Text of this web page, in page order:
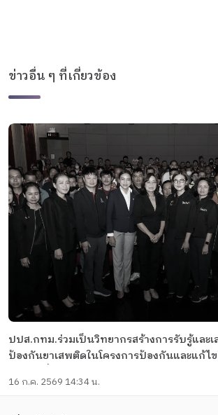
ข่าวอื่น ๆ ที่เกี่ยวข้อง
ปปส.กทม.ร่วมเป็นวิทยากรสร้างการรับรู้และ
ป้องกันยาเสพติดในโครงการป้องกันและแก้ไ
16 ก.ค. 2569 14:34 น.